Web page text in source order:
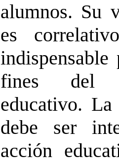
alumnos. Su
es
fines del
educativo.
debe ser
acción